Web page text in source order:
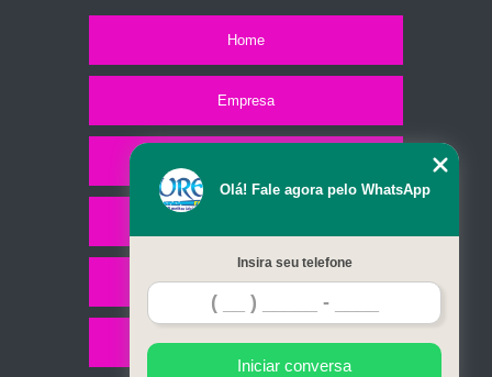
Home
Empresa
Contato
Mapa do site
Olá! Fale agora pelo WhatsApp
Insira seu telefone
Iniciar conversa